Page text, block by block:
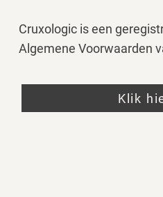
Cruxologic is een
Algemene Voorwaarden
Klik